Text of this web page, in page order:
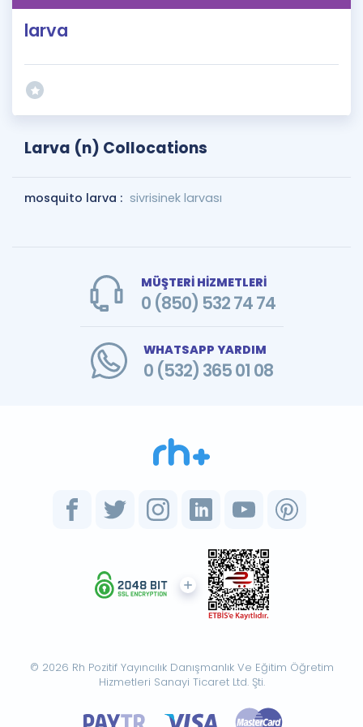
larva
Larva (n) Collocations
mosquito larva : sivrisinek larvası
MÜŞTERİ HİZMETLERİ
0 (850) 532 74 74
WHATSAPP YARDIM
0 (532) 365 01 08
© 2026 Rh Pozitif Yayıncılık Danışmanlık Ve Eğitim Öğretim
Hizmetleri Sanayi Ticaret Ltd. Şti.